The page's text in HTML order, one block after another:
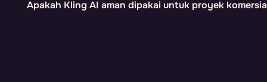
Apakah Kling AI aman dipakai untuk proyek